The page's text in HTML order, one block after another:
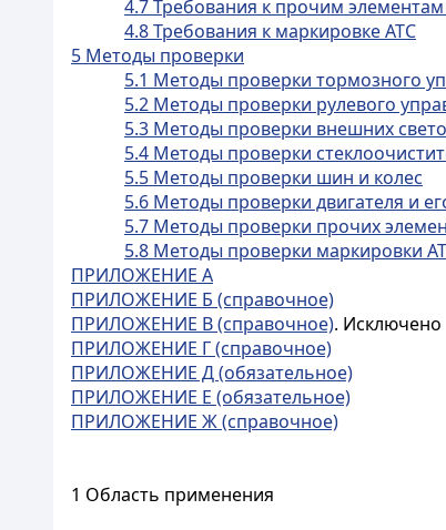
4.7 Требования к прочим
4.8 Требования к маркировке АТС
5 Методы проверки
5.1 Методы проверки тормозного
5.2 Методы проверки рулевого
5.3 Методы проверки внешних
5.4 Методы проверки
5.5 Методы проверки шин и колес
5.6 Методы проверки двигателя и
5.7 Методы проверки прочих
5.8 Методы проверки маркировки
ПРИЛОЖЕНИЕ А
ПРИЛОЖЕНИЕ Б (справочное)
ПРИЛОЖЕНИЕ В (справочное). Исключено
ПРИЛОЖЕНИЕ Г (справочное)
ПРИЛОЖЕНИЕ Д (обязательное)
ПРИЛОЖЕНИЕ Е (обязательное)
ПРИЛОЖЕНИЕ Ж (справочное)
1 Область применения